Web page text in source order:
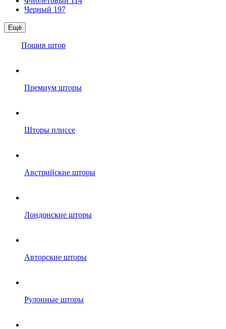
Черный 197
Ещё
Пошив штор
Премиум шторы
Шторы плиссе
Австрийские шторы
Лондонские шторы
Авторские шторы
Рулонные шторы